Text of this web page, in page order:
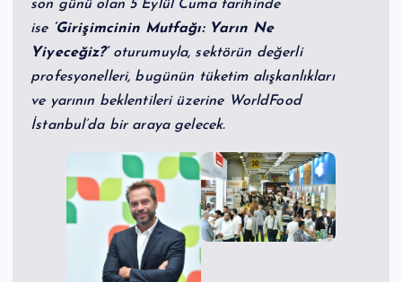
son günü olan 5 Eylül Cuma tarihinde
ise ‘Girişimcinin Mutfağı: Yarın Ne
Yiyeceğiz?’ oturumuyla, sektörün değerli
profesyonelleri, bugünün tüketim alışkanlıkları
ve yarının beklentileri üzerine WorldFood
İstanbul’da bir araya gelecek.